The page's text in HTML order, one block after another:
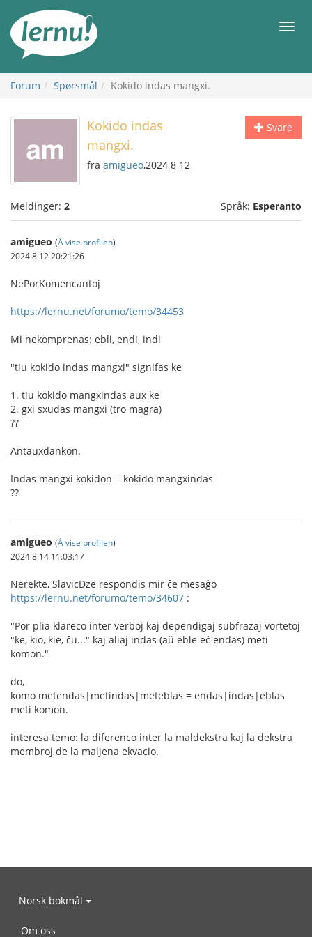
innholdet
Meny
Forum Spørsmål Kokido indas mangxi.
Svare
Kokido indas
mangxi.
fra amigueo,2024 8 12
Meldinger: 2 Språk: Esperanto
amigueo (Å vise profilen)
2024 8 12 20:21:26
NePorKomencantoj
https://lernu.net/forumo/temo/34453
Mi nekomprenas: ebli, endi, indi
"tiu kokido indas mangxi" signifas ke
1. tiu kokido mangxindas aux ke
2. gxi sxudas mangxi (tro magra)
??
Antauxdankon.
Indas mangxi kokidon = kokido mangxindas
??
amigueo (Å vise profilen)
2024 8 14 11:03:17
Nerekte, SlavicDze respondis mir ĉe mesaĝo
https://lernu.net/forumo/temo/34607 :
"Por plia klareco inter verboj kaj dependigaj subfrazaj vortetoj
"ke, kio, kie, ĉu..." kaj aliaj indas (aŭ eble eĉ endas) meti
komon."
do,
komo metendas|metindas|meteblas = endas|indas|eblas
meti komon.
interesa temo: la diferenco inter la maldekstra kaj la dekstra
membroj de la maljena ekvacio.
Norsk bokmål
Om oss